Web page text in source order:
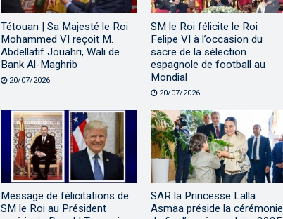
Tétouan | Sa Majesté le Roi
Mohammed VI reçoit M.
Abdellatif Jouahri, Wali de
Bank Al-Maghrib
20/07/2026
SM le Roi félicite le Roi
Felipe VI à l’occasion du
sacre de la sélection
espagnole de football au
Mondial
20/07/2026
Message de félicitations de
SM le Roi au Président
SAR la Princesse Lalla
Asmaa préside la cérémonie